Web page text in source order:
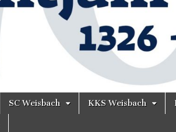
SC Weisbach KKS Weisbach